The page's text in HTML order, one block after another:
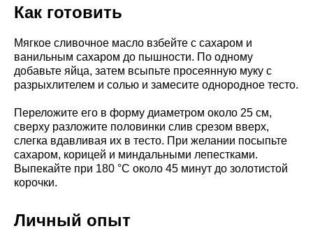
Как готовить
Мягкое сливочное масло взбейте с сахаром и
ванильным сахаром до пышности. По одному
добавьте яйца, затем всыпьте просеянную муку с
разрыхлителем и солью и замесите однородное тесто.
Переложите его в форму диаметром около 25 см,
сверху разложите половинки слив срезом вверх,
слегка вдавливая их в тесто. При желании посыпьте
сахаром, корицей и миндальными лепестками.
Выпекайте при 180 °C около 45 минут до золотистой
корочки.
Личный опыт